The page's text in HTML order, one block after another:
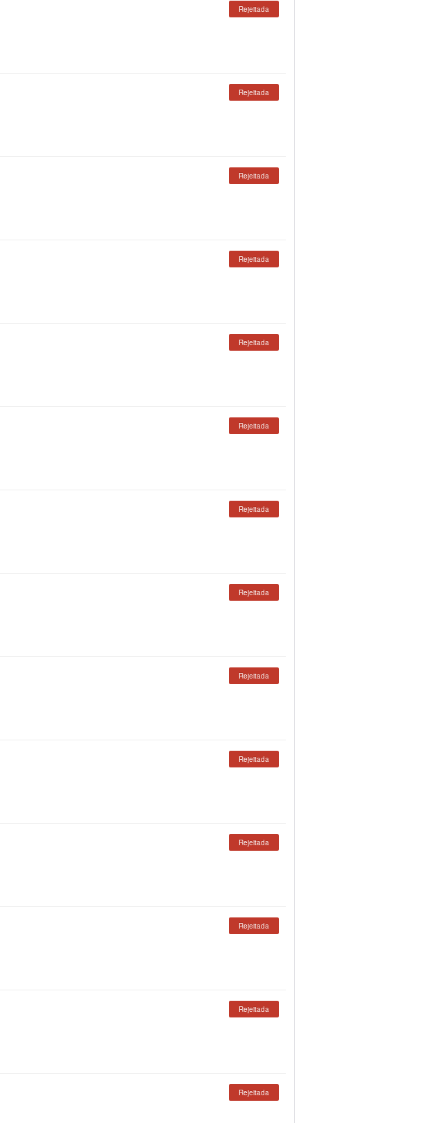
Rejeitada
Rejeitada
Rejeitada
Rejeitada
Rejeitada
Rejeitada
Rejeitada
Rejeitada
Rejeitada
Rejeitada
Rejeitada
Rejeitada
Rejeitada
Rejeitada